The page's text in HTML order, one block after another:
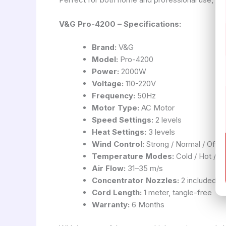
V&G Pro-4200 – Specifications:
Brand: V&G
Model: Pro-4200
Power: 2000W
Voltage: 110-220V
Frequency: 50Hz
Motor Type: AC Motor
Speed Settings: 2 levels
Heat Settings: 3 levels
Wind Control: Strong / Normal / Off
Temperature Modes: Cold / Hot /
Air Flow: 31–35 m/s
Concentrator Nozzles: 2 included
Cord Length: 1 meter, tangle-free
Warranty: 6 Months